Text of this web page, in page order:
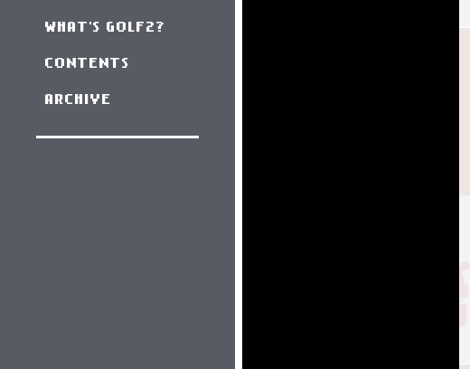
WHAT'S GOLF2?
CONTENTS
ARCHIVE